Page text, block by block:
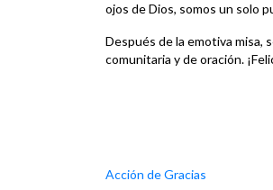
ojos de Dios, somos un solo
Después de la emotiva misa,
comunitaria y de oración.
Acción de Gracias